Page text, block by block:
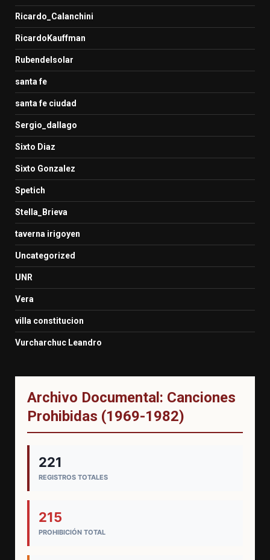
Ricardo_Calanchini
RicardoKauffman
Rubendelsolar
santa fe
santa fe ciudad
Sergio_dallago
Sixto Diaz
Sixto Gonzalez
Spetich
Stella_Brieva
taverna irigoyen
Uncategorized
UNR
Vera
villa constitucion
Vurcharchuc Leandro
Archivo Documental: Canciones
Prohibidas (1969-1982)
221
REGISTROS TOTALES
215
PROHIBICIÓN TOTAL